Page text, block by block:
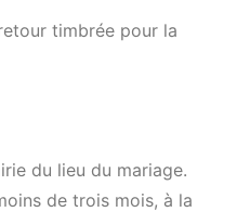
timbrée pour la
du lieu du mariage.
de trois mois, à la